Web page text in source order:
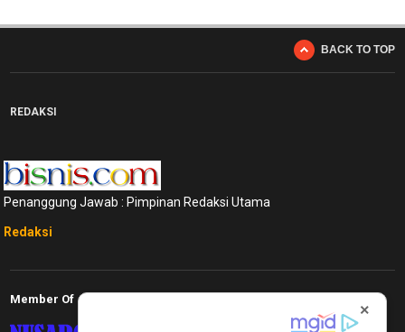
BACK TO TOP
REDAKSI
Penanggung Jawab : Pimpinan Redaksi Utama
Redaksi
Member Of
×